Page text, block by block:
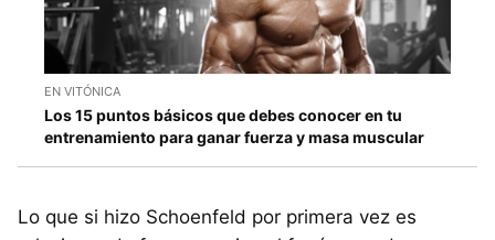
EN VITÓNICA
Los 15 puntos básicos que debes conocer en tu
entrenamiento para ganar fuerza y masa muscular
Lo que si hizo Schoenfeld por primera vez es